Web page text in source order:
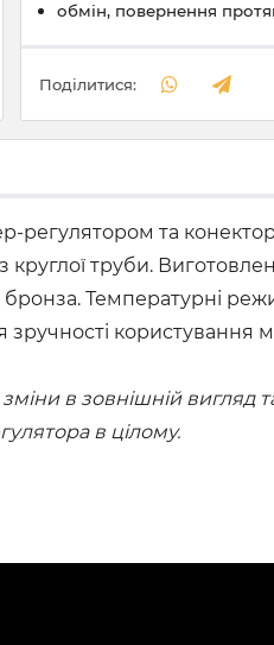
обмін, повернення
Поділитися:
регулятором та
труби.
Температурні
зручності
в зовнішній вигляд
в цілому.